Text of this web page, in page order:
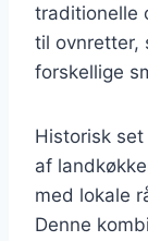
traditionelle
til ovnretter,
forskellige
Historisk
af
med lokale
Denne